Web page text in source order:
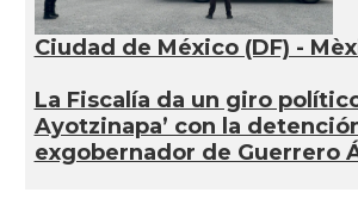
Ciudad de México (DF) -
La Fiscalía da un giro
Ayotzinapa’ con la
exgobernador de Guerrero